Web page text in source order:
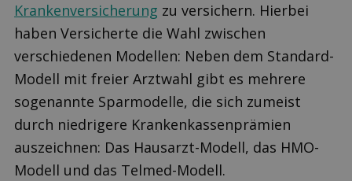
Krankenversicherung zu versichern. Hierbei
haben Versicherte die Wahl zwischen
verschiedenen Modellen: Neben dem Standard-
Modell mit freier Arztwahl gibt es mehrere
sogenannte Sparmodelle, die sich zumeist
durch niedrigere Krankenkassenprämien
auszeichnen: Das Hausarzt-Modell, das HMO-
Modell und das Telmed-Modell.